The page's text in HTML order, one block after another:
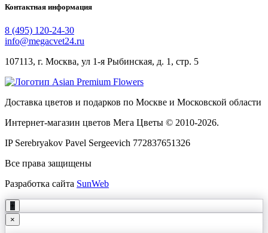
Контактная информация
8 (495) 120-24-30
info@megacvet24.ru
107113, г. Москва, ул 1-я Рыбинская, д. 1, стр. 5
Доставка цветов и подарков по Москве и Московской области
Интернет-магазин цветов Мега Цветы © 2010-2026.
IP Serebryakov Pavel Sergeevich 772837651326
Все права защищены
Разработка сайта SunWeb
+
×